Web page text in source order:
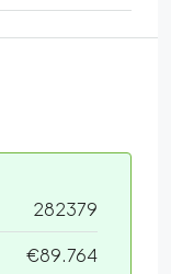
282379
€89.764